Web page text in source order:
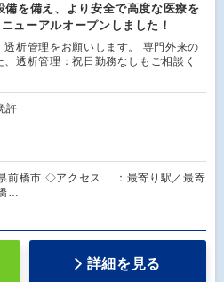
備を備え、より安全で高度な医療を
ューアルオープンしました！
透析管理をお願いします。 専門外来の
透析管理：祝日勤務なしもご相談く
許
橋市 ◇アクセス ：最寄り駅／最寄
…
詳細を見る